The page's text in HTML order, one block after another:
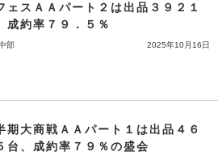
ェスＡＡパート２は出品３９２１
成約率７９．５％
部 2025年10月16日
期大商戦ＡＡパート１は出品４６
台、成約率７９％の盛会